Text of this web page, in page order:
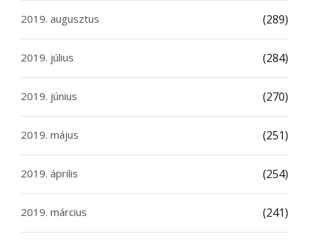
2019. augusztus (289)
2019. július (284)
2019. június (270)
2019. május (251)
2019. április (254)
2019. március (241)